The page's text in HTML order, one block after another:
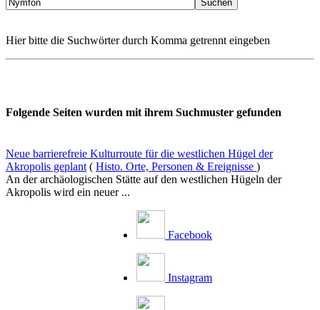
Hier bitte die Suchwörter durch Komma getrennt eingeben
Folgende Seiten wurden mit ihrem Suchmuster gefunden
Neue barrierefreie Kulturroute für die westlichen Hügel der
Akropolis geplant ( Histo. Orte, Personen & Ereignisse )
An der archäologischen Stätte auf den westlichen Hügeln der
Akropolis wird ein neuer ...
Facebook
Instagram